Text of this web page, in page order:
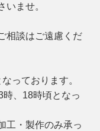
ませ。
相談はご遠慮くだ
っております。
時、18時頃となっ
工・製作のみ承っ